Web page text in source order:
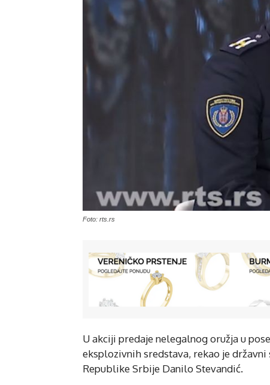
Foto: rts.rs
U akciji predaje nelegalnog oružja u
eksplozivnih sredstava, rekao je
Republike Srbije Danilo Stevandić.